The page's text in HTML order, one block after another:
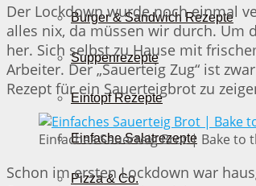
Burger & Sandwich Rezepte
Suppenrezepte
Eintopf Rezepte
Einfache Salatrezepte
Pizza & Co.
Der Lockdown wurde noch einmal
alles nix, da müssen wir durch. Um
her. Sich selbst zu Hause mit
Arbeiter. Der „Sauerteig Zug“ ist
Rezept für ein Sauerteigbrot zu
Einfaches Sauerteig Brot | Bake to
Schon im ersten Lockdown war